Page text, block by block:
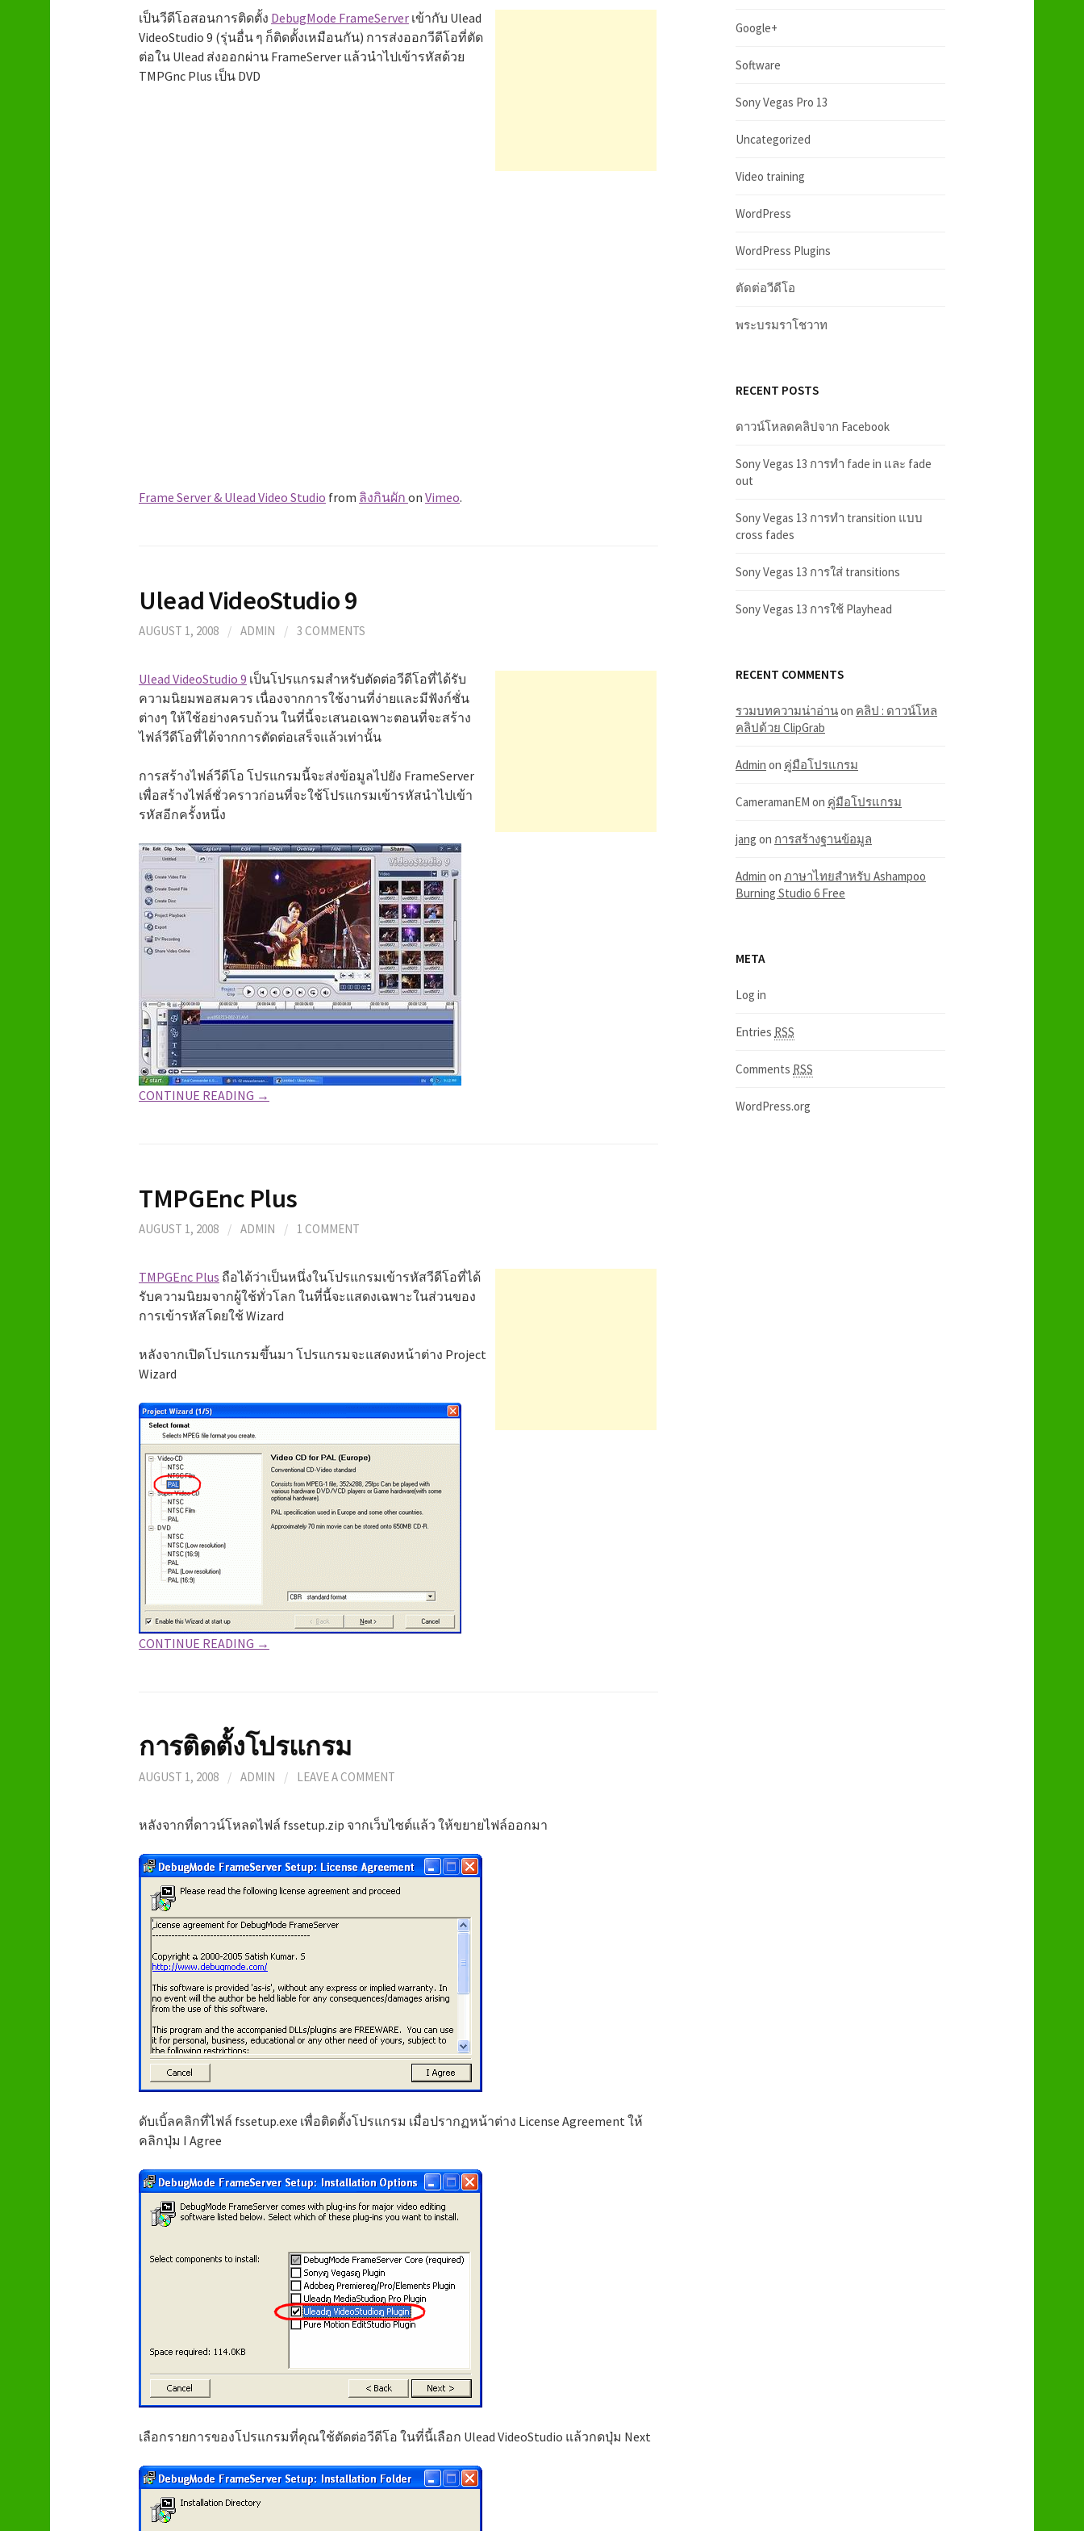
เป็นวีดีโอสอนการติดตั้ง DebugMode FrameServer เข้ากับ Ulead
VideoStudio 9 (รุ่นอื่น ๆ ก็ติดตั้งเหมือนกัน) การส่งออกวีดีโอที่ตัด
ต่อใน Ulead ส่งออกผ่าน FrameServer แล้วนำไปเข้ารหัสด้วย
TMPGnc Plus เป็น DVD
Frame Server & Ulead Video Studio from ลิงกินผัก on Vimeo.
Ulead VideoStudio 9
AUGUST 1, 2008 / ADMIN / 3 COMMENTS
Ulead VideoStudio 9 เป็นโปรแกรมสำหรับตัดต่อวีดีโอที่ได้รับ
ความนิยมพอสมควร เนื่องจากการใช้งานที่ง่ายและมีฟังก์ชั่น
ต่างๆ ให้ใช้อย่างครบถ้วน ในที่นี้จะเสนอเฉพาะตอนที่จะสร้าง
ไฟล์วีดีโอที่ได้จากการตัดต่อเสร็จแล้วเท่านั้น
การสร้างไฟล์วีดีโอ โปรแกรมนี้จะส่งข้อมูลไปยัง FrameServer
เพื่อสร้างไฟล์ชั่วคราวก่อนที่จะใช้โปรแกรมเข้ารหัสนำไปเข้า
รหัสอีกครั้งหนึ่ง
CONTINUE READING →
TMPGEnc Plus
AUGUST 1, 2008 / ADMIN / 1 COMMENT
TMPGEnc Plus ถือได้ว่าเป็นหนึ่งในโปรแกรมเข้ารหัสวีดีโอที่ได้
รับความนิยมจากผู้ใช้ทั่วโลก ในที่นี้จะแสดงเฉพาะในส่วนของ
การเข้ารหัสโดยใช้ Wizard
หลังจากเปิดโปรแกรมขึ้นมา โปรแกรมจะแสดงหน้าต่าง Project
Wizard
CONTINUE READING →
การติดตั้งโปรแกรม
AUGUST 1, 2008 / ADMIN / LEAVE A COMMENT
หลังจากที่ดาวน์โหลดไฟล์ fssetup.zip จากเว็บไซต์แล้ว ให้ขยายไฟล์ออกมา
ดับเบิ้ลคลิกที่ไฟล์ fssetup.exe เพื่อติดตั้งโปรแกรม เมื่อปรากฏหน้าต่าง License Agreement ให้
คลิกปุ่ม I Agree
เลือกรายการของโปรแกรมที่คุณใช้ตัดต่อวีดีโอ ในที่นี้เลือก Ulead VideoStudio แล้วกดปุ่ม Next
Google+
Software
Sony Vegas Pro 13
Uncategorized
Video training
WordPress
WordPress Plugins
ตัดต่อวีดีโอ
พระบรมราโชวาท
RECENT POSTS
ดาวน์โหลดคลิปจาก Facebook
Sony Vegas 13 การทำ fade in และ fade
out
Sony Vegas 13 การทำ transition แบบ
cross fades
Sony Vegas 13 การใส่ transitions
Sony Vegas 13 การใช้ Playhead
RECENT COMMENTS
รวมบทความน่าอ่านon คลิป : ดาวน์โหล
คลิปด้วย ClipGrab
Admin on คู่มือโปรแกรม
CameramanEM on คู่มือโปรแกรม
jang on การสร้างฐานข้อมูล
Admin on ภาษาไทยสำหรับ Ashampoo
Burning Studio 6 Free
META
Log in
Entries RSS
Comments RSS
WordPress.org